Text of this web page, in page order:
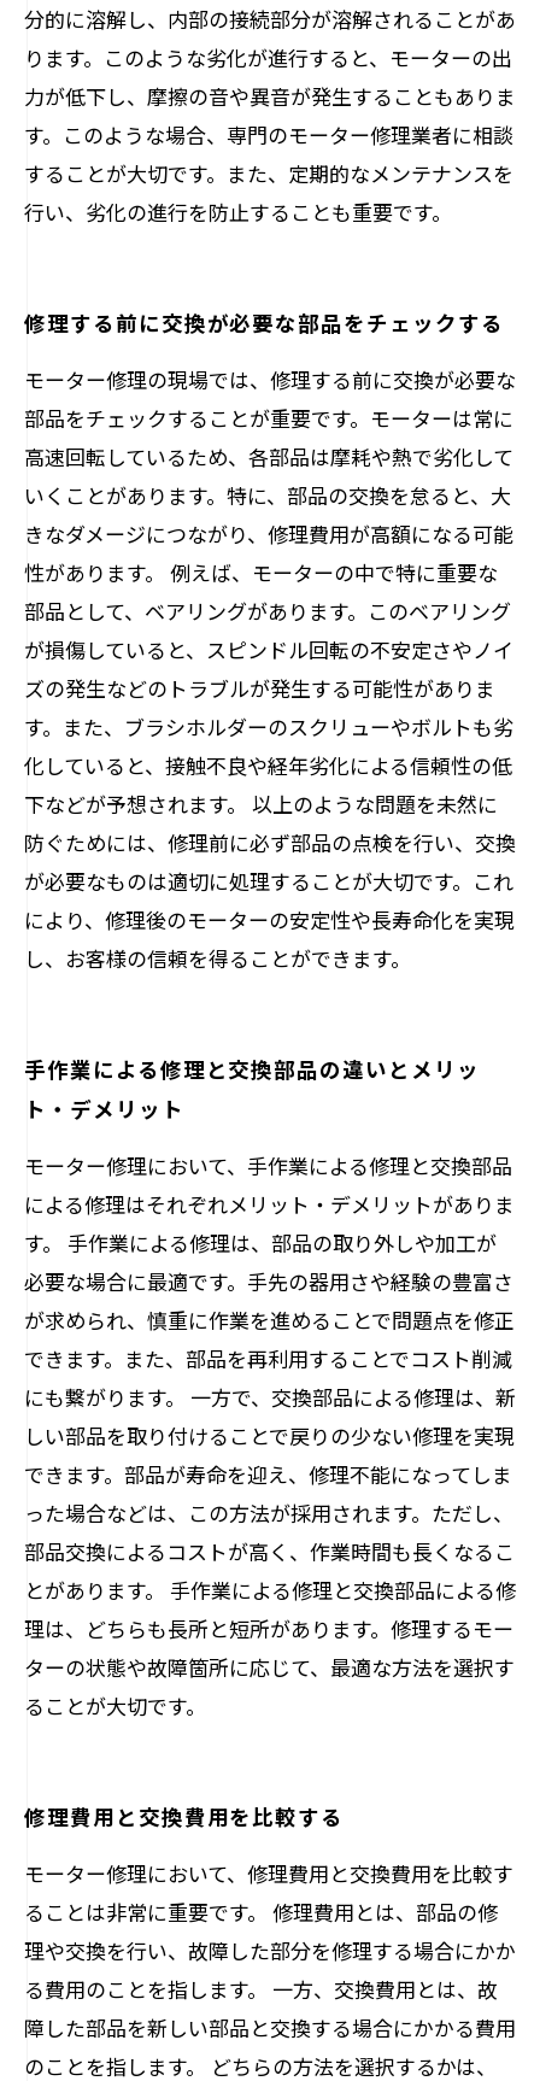
分的に溶解し、内部の接続部分が溶解されることがあ
ります。このような劣化が進行すると、モーターの出
力が低下し、摩擦の音や異音が発生することもありま
す。このような場合、専門のモーター修理業者に相談
することが大切です。また、定期的なメンテナンスを
行い、劣化の進行を防止することも重要です。
修理する前に交換が必要な部品をチェックする
モーター修理の現場では、修理する前に交換が必要な
部品をチェックすることが重要です。モーターは常に
高速回転しているため、各部品は摩耗や熱で劣化して
いくことがあります。特に、部品の交換を怠ると、大
きなダメージにつながり、修理費用が高額になる可能
性があります。 例えば、モーターの中で特に重要な
部品として、ベアリングがあります。このベアリング
が損傷していると、スピンドル回転の不安定さやノイ
ズの発生などのトラブルが発生する可能性がありま
す。また、ブラシホルダーのスクリューやボルトも劣
化していると、接触不良や経年劣化による信頼性の低
下などが予想されます。 以上のような問題を未然に
防ぐためには、修理前に必ず部品の点検を行い、交換
が必要なものは適切に処理することが大切です。これ
により、修理後のモーターの安定性や長寿命化を実現
し、お客様の信頼を得ることができます。
手作業による修理と交換部品の違いとメリッ
ト・デメリット
モーター修理において、手作業による修理と交換部品
による修理はそれぞれメリット・デメリットがありま
す。 手作業による修理は、部品の取り外しや加工が
必要な場合に最適です。手先の器用さや経験の豊富さ
が求められ、慎重に作業を進めることで問題点を修正
できます。また、部品を再利用することでコスト削減
にも繋がります。 一方で、交換部品による修理は、新
しい部品を取り付けることで戻りの少ない修理を実現
できます。部品が寿命を迎え、修理不能になってしま
った場合などは、この方法が採用されます。ただし、
部品交換によるコストが高く、作業時間も長くなるこ
とがあります。 手作業による修理と交換部品による修
理は、どちらも長所と短所があります。修理するモー
ターの状態や故障箇所に応じて、最適な方法を選択す
ることが大切です。
修理費用と交換費用を比較する
モーター修理において、修理費用と交換費用を比較す
ることは非常に重要です。 修理費用とは、部品の修
理や交換を行い、故障した部分を修理する場合にかか
る費用のことを指します。 一方、交換費用とは、故
障した部品を新しい部品と交換する場合にかかる費用
のことを指します。 どちらの方法を選択するかは、